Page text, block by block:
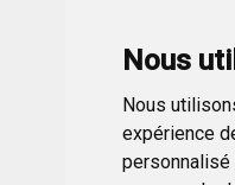
Nous
Nous
expérience